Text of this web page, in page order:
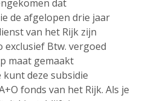
dat
de afgelopen drie jaar
van het Rijk zijn
exclusief Btw. vergoed
maat gemaakt
kunt deze subsidie
fonds van het Rijk. Als je